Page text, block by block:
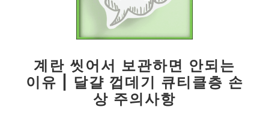
계란 씻어서 보관하면 안되는
이유 | 달걀 껍데기 큐티클층 손
상 주의사항